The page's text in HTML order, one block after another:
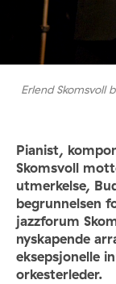
Erlend Skomsvoll
Pianist,
Skomsvoll
utmerkelse,
begrunnelsen
jazzforum
nyskapende
eksepsjonelle
orkesterleder.